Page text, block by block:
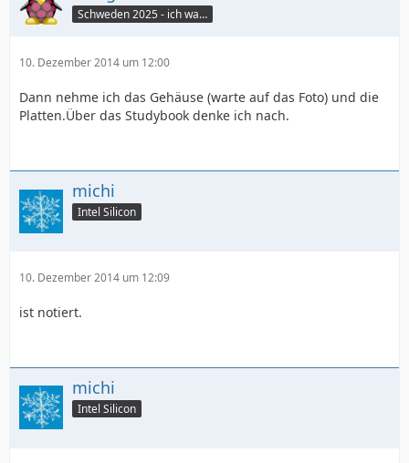
Schweden 2025 - ich war da :seufz:
10. Dezember 2014 um 12:00
Dann nehme ich das Gehäuse (warte auf das Foto) und die
Platten.Über das Studybook denke ich nach.
michi
Intel Silicon
10. Dezember 2014 um 12:09
ist notiert.
michi
Intel Silicon